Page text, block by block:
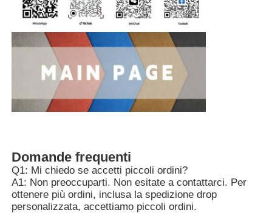
Domande frequenti
Q1: Mi chiedo se accetti piccoli ordini?
A1: Non preoccuparti. Non esitate a contattarci. Per
ottenere più ordini, inclusa la spedizione drop
personalizzata, accettiamo piccoli ordini.